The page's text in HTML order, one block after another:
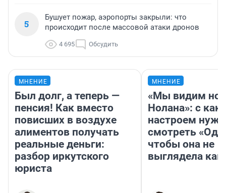
5
Бушует пожар, аэропорты закрыли: что
происходит после массовой атаки дронов
4 695 Обсудить
МНЕНИЕ
Был долг, а теперь —
пенсия! Как вместо
повисших в воздухе
алиментов получать
реальные деньги:
разбор иркутского
юриста
МНЕНИЕ
«Мы видим
Нолана»: с
настроем
смотреть
чтобы она не
выглядела как